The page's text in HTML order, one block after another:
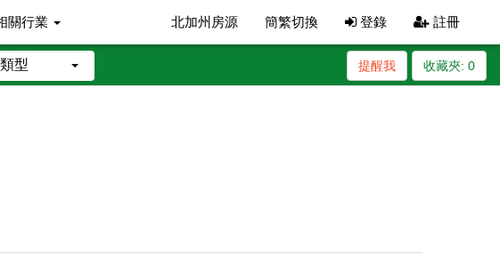
關行業 北加州房源 簡繁切換 登錄 註冊
型 收藏夾: 0
提醒我